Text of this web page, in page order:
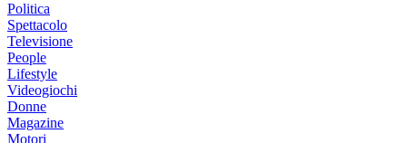
Politica
Spettacolo
Televisione
People
Lifestyle
Videogiochi
Donne
Magazine
Motori